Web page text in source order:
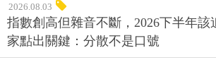
2026.08.03
指數創高但雜音不斷，2026下半年該
家點出關鍵：分散不是口號